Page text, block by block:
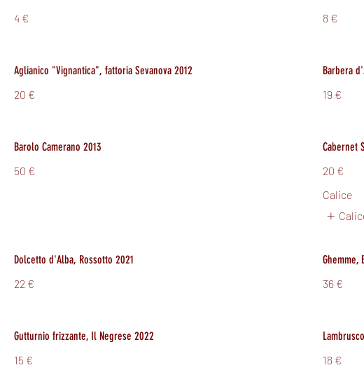
4 €
8 €
Aglianico "Vignantica", fattoria Sevanova 2012
20 €
Barbera
19 €
Barolo Camerano 2013
50 €
Cabernet
20 €
Calice
Dolcetto d'Alba, Rossotto 2021
22 €
Ghemme,
36 €
Gutturnio frizzante, Il Negrese 2022
15 €
18 €